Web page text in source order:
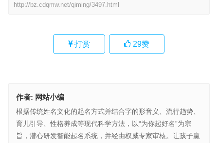
http://bz.cdqmw.net/qiming/3497.html
打赏 29赞
作者: 网站小编
根据传统姓名文化的起名方式并结合字的形音义、流行趋势、
育儿引导、性格养成等现代科学方法，以“为你起好名”为宗
旨，潜心研发智能起名系统，并经由权威专家审核。让孩子赢